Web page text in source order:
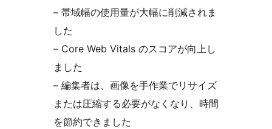
– 帯域幅の使用量が大幅に削減されま
した
– Core Web Vitals のスコアが向上し
ました
– 編集者は、画像を手作業でリサイズ
または圧縮する必要がなくなり、時間
を節約できました